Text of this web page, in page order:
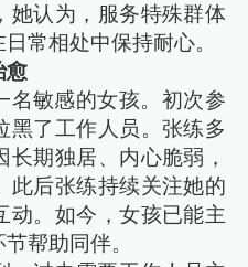
她认为，服务特殊群体
常相处中保持耐心。
愈
名敏感的女孩。初次参
黑了工作人员。张练多
期独居、内心脆弱，
此后张练持续关注她的
动。如今，女孩已能主
帮助同伴。